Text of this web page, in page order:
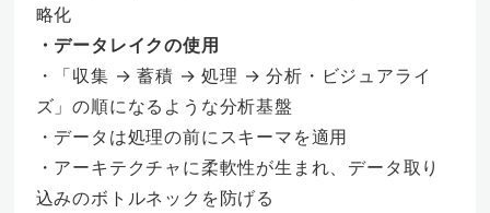
略化
・データレイクの使用
・「収集 → 蓄積 → 処理 → 分析・ビジュアライ
ズ」の順になるような分析基盤
・データは処理の前にスキーマを適用
・アーキテクチャに柔軟性が生まれ、データ取り
込みのボトルネックを防げる